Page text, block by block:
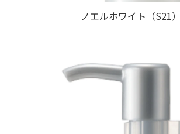
ノエルホワイト（S21）